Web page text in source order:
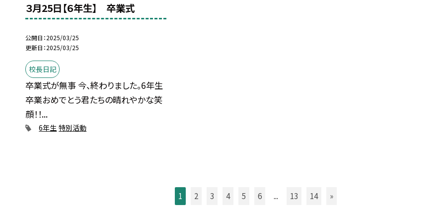
３月25日【６年生】 卒業式
公開日 2025/03/25
更新日 2025/03/25
校長日記
卒業式が無事 今、終わりました。6年生
卒業おめでとう君たちの晴れやかな笑
顔！！...
6年生 特別活動
1 2 3 4 5 6 ... 13 14 »